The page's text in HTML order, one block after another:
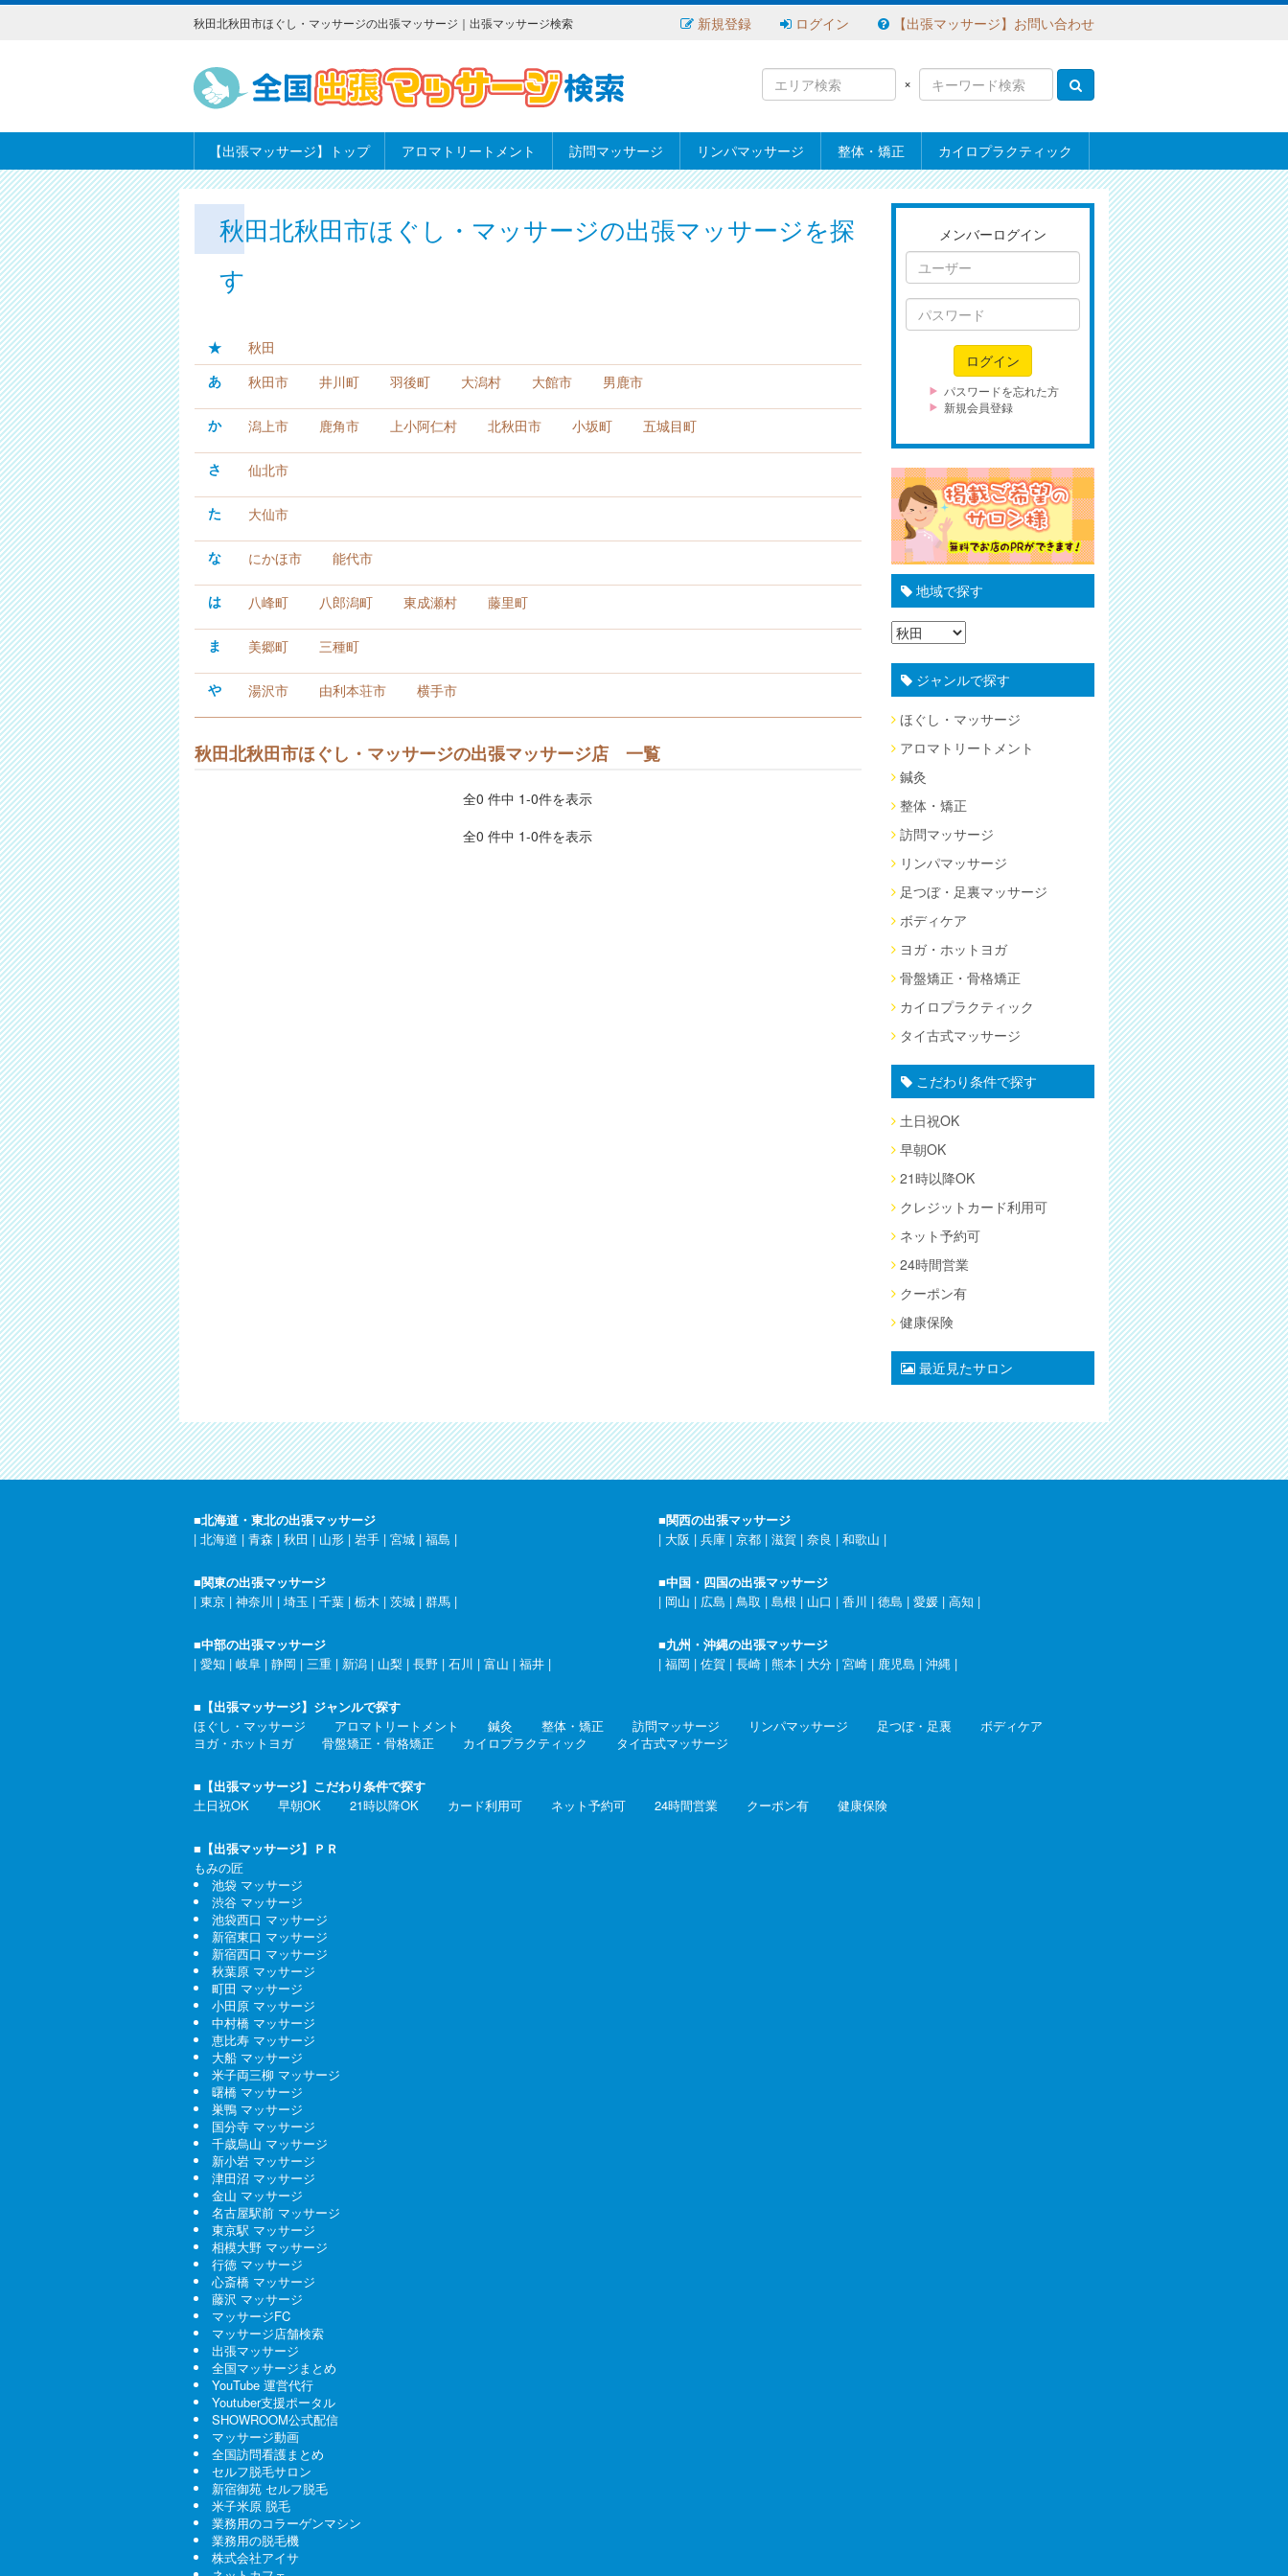
秋田北秋田市ほぐし・マッサージの出張マッサージ｜出張マッサージ検索 新規登録 ログイン 【出張マッサージ】お問い合わせ
×
【出張マッサージ】トップ アロマトリートメント 訪問マッサージ リンパマッサージ 整体・矯正 カイロプラクティック
秋田北秋田市ほぐし・マッサージの出張マッサージを探
す
★
秋田
あ
秋田市 井川町 羽後町 大潟村 大館市 男鹿市
か 潟上市 鹿角市 上小阿仁村 北秋田市 小坂町 五城目町
さ 仙北市
た 大仙市
な にかほ市 能代市
は 八峰町 八郎潟町 東成瀬村 藤里町
ま 美郷町 三種町
や 湯沢市 由利本荘市 横手市
秋田北秋田市ほぐし・マッサージの出張マッサージ店 一覧
全0 件中 1-0件を表示
全0 件中 1-0件を表示
メンバーログイン
ザ
ワ
ー
ド
ログイン
パスワードを忘れた方
新規会員登録
地域で探す
ジャンルで探す
ほぐし・マッサージ
アロマトリートメント
鍼灸
整体・矯正
訪問マッサージ
リンパマッサージ
足つぼ・足裏マッサージ
ボディケア
ヨガ・ホットヨガ
骨盤矯正・骨格矯正
カイロプラクティック
タイ古式マッサージ
こだわり条件で探す
土日祝OK
早朝OK
21時以降OK
クレジットカード利用可
ネット予約可
24時間営業
クーポン有
健康保険
最近見たサロン
■北海道・東北の出張マッサージ
| 北海道 | 青森 | 秋田 | 山形 | 岩手 | 宮城 | 福島 |
■関東の出張マッサージ
| 東京 | 神奈川 | 埼玉 | 千葉 | 栃木 | 茨城 | 群馬 |
■中部の出張マッサージ
| 愛知 | 岐阜 | 静岡 | 三重 | 新潟 | 山梨 | 長野 | 石川 | 富山 | 福井 |
■関西の出張マッサージ
| 大阪 | 兵庫 | 京都 | 滋賀 | 奈良 | 和歌山 |
■中国・四国の出張マッサージ
| 岡山 | 広島 | 鳥取 | 島根 | 山口 | 香川 | 徳島 | 愛媛 | 高知 |
■九州・沖縄の出張マッサージ
| 福岡 | 佐賀 | 長崎 | 熊本 | 大分 | 宮崎 | 鹿児島 | 沖縄 |
■【出張マッサージ】ジャンルで探す
ほぐし・マッサージ
アロマトリートメント 鍼灸 整体・矯正 訪問マッサージ リンパマッサージ 足つぼ・足裏
ボディケア
ヨガ・ホットヨガ
骨盤矯正・骨格矯正 カイロプラクティック タイ古式マッサージ
■【出張マッサージ】こだわり条件で探す
土日祝OK
早朝OK 21時以降OK カード利用可 ネット予約可 24時間営業 クーポン有 健康保険
■【出張マッサージ】ＰＲ
もみの匠
池袋 マッサージ
渋谷 マッサージ
池袋西口 マッサージ
新宿東口 マッサージ
新宿西口 マッサージ
秋葉原 マッサージ
町田 マッサージ
小田原 マッサージ
中村橋 マッサージ
恵比寿 マッサージ
大船 マッサージ
米子両三柳 マッサージ
曙橋 マッサージ
巣鴨 マッサージ
国分寺 マッサージ
千歳烏山 マッサージ
新小岩 マッサージ
津田沼 マッサージ
金山 マッサージ
名古屋駅前 マッサージ
東京駅 マッサージ
相模大野 マッサージ
行徳 マッサージ
心斎橋 マッサージ
藤沢 マッサージ
マッサージFC
マッサージ店舗検索
出張マッサージ
全国マッサージまとめ
YouTube 運営代行
Youtuber支援ポータル
SHOWROOM公式配信
マッサージ動画
全国訪問看護まとめ
セルフ脱毛サロン
新宿御苑 セルフ脱毛
米子米原 脱毛
業務用のコラーゲンマシン
業務用の脱毛機
株式会社アイサ